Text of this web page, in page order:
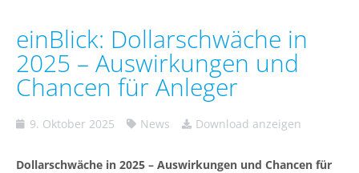
einBlick: Dollarschwäche in
2025 – Auswirkungen und
Chancen für Anleger
9. Oktober 2025 News Download anzeigen
Dollarschwäche in 2025 – Auswirkungen und Chancen für